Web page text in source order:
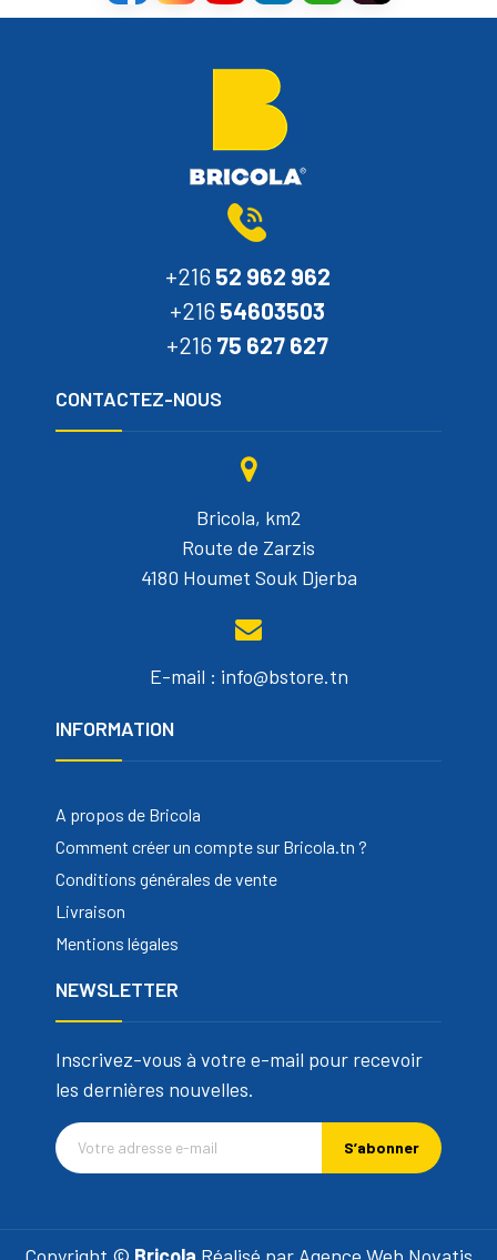
+216 52 962 962
+216 54603503
+216 75 627 627
CONTACTEZ-NOUS
Bricola, km2
Route de Zarzis
4180 Houmet Souk Djerba
E-mail : info@bstore.tn
INFORMATION
A propos de Bricola
Comment créer un compte sur Bricola.tn ?
Conditions générales de vente
Livraison
Mentions légales
NEWSLETTER
Inscrivez-vous à votre e-mail pour recevoir
les dernières nouvelles.
S’abonner
Copyright © Bricola Réalisé par Agence Web Novatis